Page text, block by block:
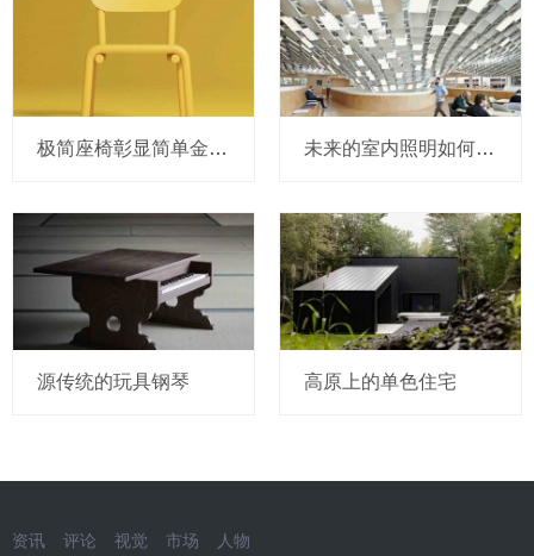
极简座椅彰显简单金属美 未来的室内照明如何设计？
源传统的玩具钢琴 高原上的单色住宅
资讯 评论 视觉 市场 人物